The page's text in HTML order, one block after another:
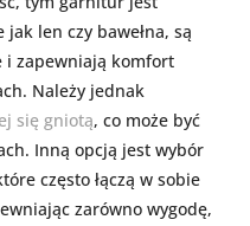
len czy bawełna, są
i zapewniają komfort
Należy jednak
się gniotą, co może być
Inną opcją jest wybór
często łączą w sobie
zarówno wygodę,